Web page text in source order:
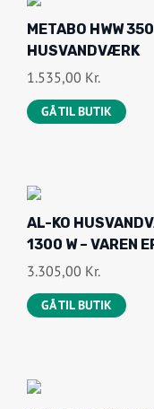
METABO HWW
HUSVANDVÆRK
1.535,00 Kr.
GÅ TIL BUTIK
AL-KO
1300 W – VAREN
3.305,00 Kr.
GÅ TIL BUTIK